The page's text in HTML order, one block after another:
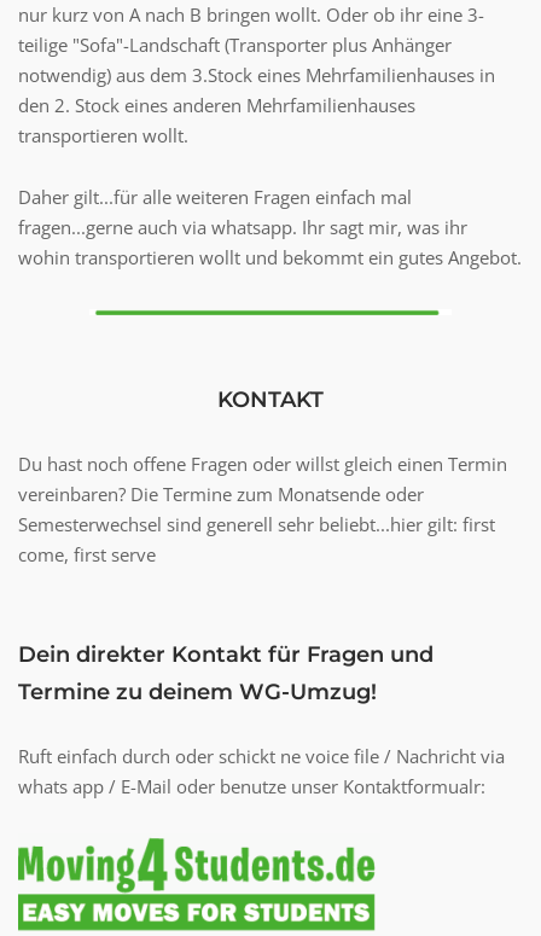
nur kurz von A nach B bringen wollt. Oder ob ihr eine 3-
teilige "Sofa"-Landschaft (Transporter plus Anhänger
notwendig) aus dem 3.Stock eines Mehrfamilienhauses in
den 2. Stock eines anderen Mehrfamilienhauses
transportieren wollt.
Daher gilt...für alle weiteren Fragen einfach mal
fragen...gerne auch via whatsapp. Ihr sagt mir, was ihr
wohin transportieren wollt und bekommt ein gutes Angebot.
KONTAKT
Du hast noch offene Fragen oder willst gleich einen Termin
vereinbaren? Die Termine zum Monatsende oder
Semesterwechsel sind generell sehr beliebt...hier gilt: first
come, first serve
Dein direkter Kontakt für Fragen und
Termine zu deinem WG-Umzug!
Ruft einfach durch oder schickt ne voice file / Nachricht via
whats app / E-Mail oder benutze unser Kontaktformualr: